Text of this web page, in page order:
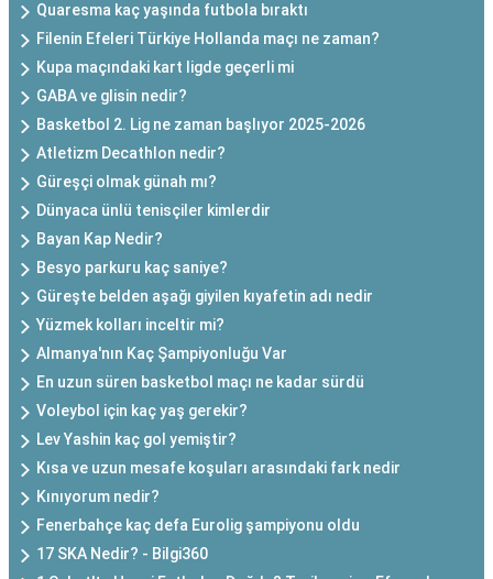
Quaresma kaç yaşında futbola bıraktı
Filenin Efeleri Türkiye Hollanda maçı ne zaman?
Kupa maçındaki kart ligde geçerli mi
GABA ve glisin nedir?
Basketbol 2. Lig ne zaman başlıyor 2025-2026
Atletizm Decathlon nedir?
Güreşçi olmak günah mı?
Dünyaca ünlü tenisçiler kimlerdir
Bayan Kap Nedir?
Besyo parkuru kaç saniye?
Güreşte belden aşağı giyilen kıyafetin adı nedir
Yüzmek kolları inceltir mi?
Almanya'nın Kaç Şampiyonluğu Var
En uzun süren basketbol maçı ne kadar sürdü
Voleybol için kaç yaş gerekir?
Lev Yashin kaç gol yemiştir?
Kısa ve uzun mesafe koşuları arasındaki fark nedir
Kınıyorum nedir?
Fenerbahçe kaç defa Eurolig şampiyonu oldu
17 SKA Nedir? - Bilgi360